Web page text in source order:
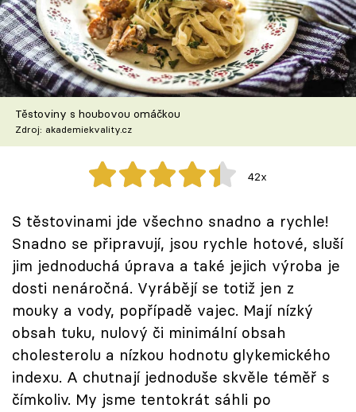
TV Program
Škola vaření
Recepty z TV
Speciál: Cuketa
Těhotnej kuchař
Sledujte prima+
Přihlášení
Sledujte nás
Těstoviny s houbovou omáčkou
Zdroj: akademiekvality.cz
42x
S těstovinami jde všechno snadno a rychle!
Snadno se připravují, jsou rychle hotové, sluší
jim jednoduchá úprava a také jejich výroba je
dosti nenáročná. Vyrábějí se totiž jen z
mouky a vody, popřípadě vajec. Mají nízký
obsah tuku, nulový či minimální obsah
cholesterolu a nízkou hodnotu glykemického
indexu. A chutnají jednoduše skvěle téměř s
čímkoliv. My jsme tentokrát sáhli po